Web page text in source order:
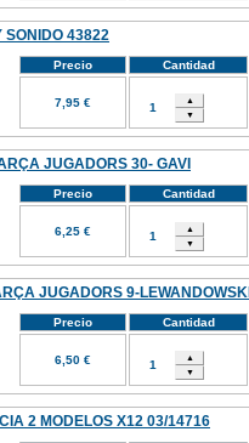
43822
Precio Cantidad
7,95 €
JUGADORS 30- GAVI
Precio Cantidad
6,25 €
JUGADORS 9-LEWANDOWSKI
Precio Cantidad
6,50 €
2 MODELOS X12 03/14716